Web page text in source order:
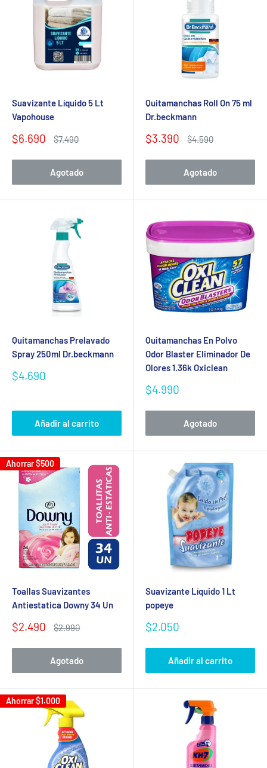
Suavizante Líquido 5 Lt
Vapohouse
Precio
venta
$6.690
Precio
$7.490
Agotado
Quitamanchas Roll On 75 ml
Dr.beckmann
Precio
venta
$3.390
Precio
$4.590
Agotado
Quitamanchas Prelavado
Spray 250ml Dr.beckmann
Precio
$4.690
Añadir al carrito
Quitamanchas En Polvo
Odor Blaster Eliminador De
Olores 1.36k Oxiclean
Precio
venta
$4.990
Agotado
Ahorrar$500
Toallas Suavizantes
Antiestatica Downy 34 Un
Precio
venta
$2.490
Precio
$2.990
Agotado
Suavizante Líquido 1 Lt
popeye
Precio
venta
$2.050
Añadir al carrito
Ahorrar$1.000